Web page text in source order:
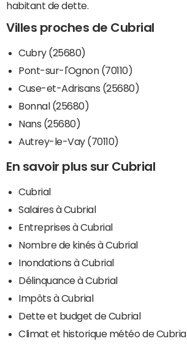
habitant de dette.
Villes proches de Cubrial
Cubry (25680)
Pont-sur-l'Ognon (70110)
Cuse-et-Adrisans (25680)
Bonnal (25680)
Nans (25680)
Autrey-le-Vay (70110)
En savoir plus sur Cubrial
Cubrial
Salaires à Cubrial
Entreprises à Cubrial
Nombre de kinés à Cubrial
Inondations à Cubrial
Délinquance à Cubrial
Impôts à Cubrial
Dette et budget de Cubrial
Climat et historique météo de Cubrial